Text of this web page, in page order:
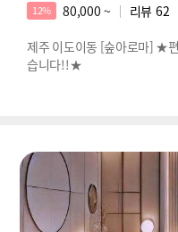
12% 80,000 ~ 리뷰 62
제주 이도이동 [숲아로마] ★
습니다!!★